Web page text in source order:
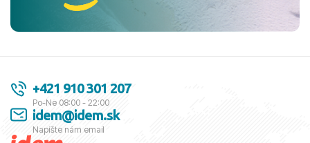
+421 910 301 207
Po-Ne 08:00 - 22:00
idem@idem.sk
Napíšte nám email